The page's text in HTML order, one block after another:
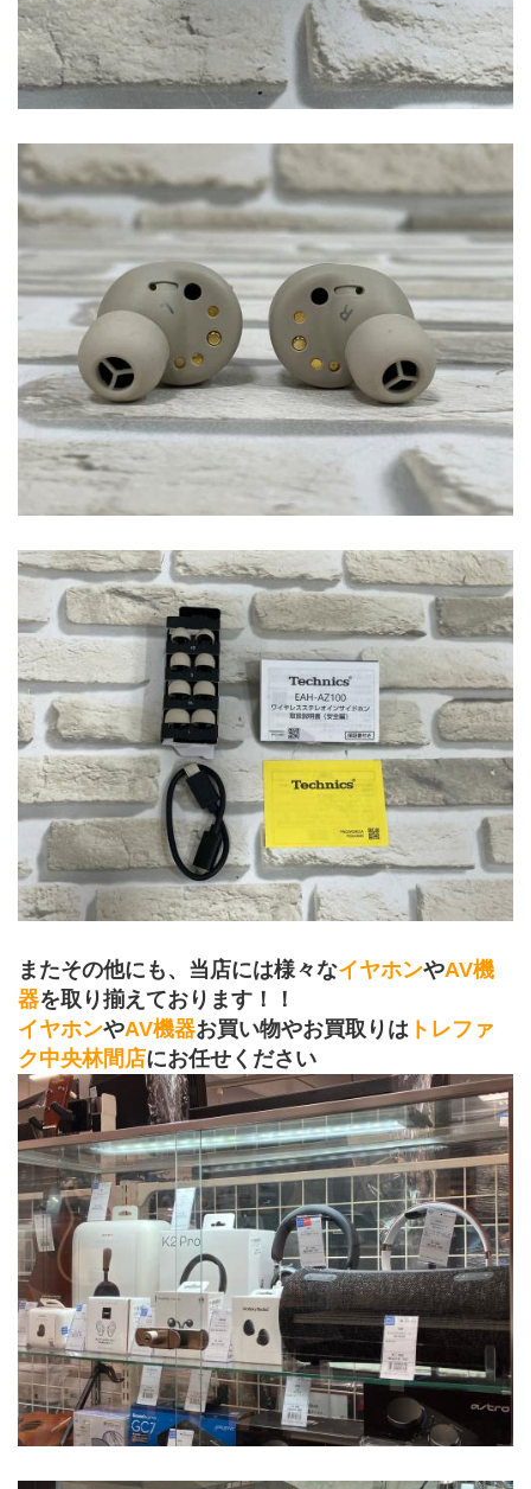
またその他にも、当店には様々なイヤホンやAV機
器を取り揃えております！！
イヤホンやAV機器お買い物やお買取りは トレファ
ク中央林間店にお任せください